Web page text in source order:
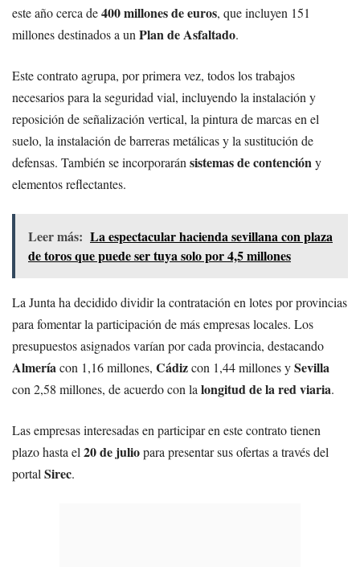
este año cerca de400 millones de euros, que incluyen 151
millones destinados a un Plan de Asfaltado.
Este contrato agrupa, por primera vez, todos los trabajos
necesarios para la seguridad vial, incluyendo la instalación y
reposición de señalización vertical, la pintura de marcas en el
suelo, la instalación de barreras metálicas y la sustitución de
defensas. También se incorporarán sistemas de contencióny
elementos reflectantes.
Leer más: La espectacular hacienda sevillana con plaza
de toros que puede ser tuya solo por 4,5 millones
La Junta ha decidido dividir la contratación en lotes por provincias
para fomentar la participación de más empresas locales. Los
presupuestos asignados varían por cada provincia, destacando
Almeríacon 1,16 millones, Cádizcon 1,44 millones ySevilla
con 2,58 millones, de acuerdo con la longitud de la red viaria.
Las empresas interesadas en participar en este contrato tienen
plazo hasta el 20 de juliopara presentar sus ofertas a través del
portal Sirec.